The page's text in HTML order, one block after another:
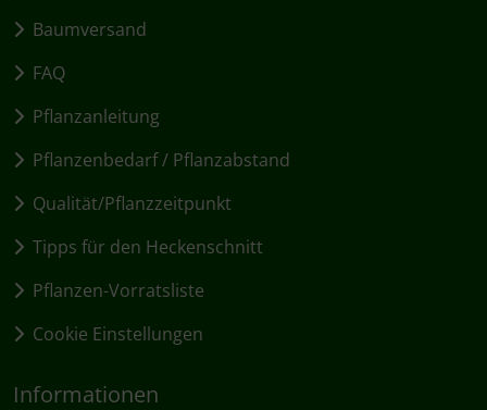
Baumversand
FAQ
Pflanzanleitung
Pflanzenbedarf / Pflanzabstand
Qualität/Pflanzzeitpunkt
Tipps für den Heckenschnitt
Pflanzen-Vorratsliste
Cookie Einstellungen
Informationen